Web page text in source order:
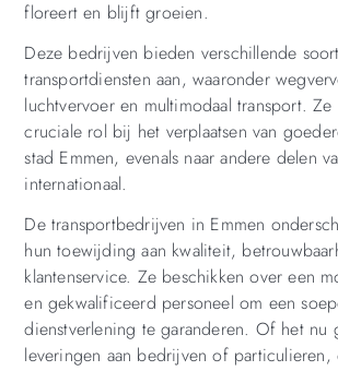
floreert en blijft groeien.
Deze bedrijven bieden verschillende
transportdiensten aan, waaronder
luchtvervoer en multimodaal transport. Ze
cruciale rol bij het verplaatsen van
stad Emmen, evenals naar andere delen
internationaal.
De transportbedrijven in Emmen
hun toewijding aan kwaliteit,
klantenservice. Ze beschikken over een
en gekwalificeerd personeel om een
dienstverlening te garanderen. Of het nu
leveringen aan bedrijven of particulieren,